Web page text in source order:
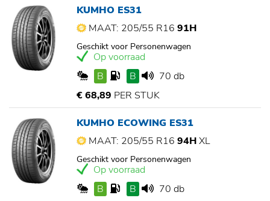
KUMHO ES31
MAAT: 205/55 R16 91H
Geschikt voor Personenwagen
Op voorraad
B
B
70 db
€ 68,89 PER STUK
KUMHO ECOWING ES31
MAAT: 205/55 R16 94HXL
Geschikt voor Personenwagen
Op voorraad
B
B
70 db